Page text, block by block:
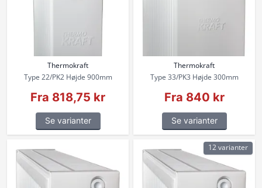
Thermokraft
Type 22/PK2 Højde 900mm
Fra 818,75 kr
Se varianter
Thermokraft
Type 33/PK3 Højde 300mm
Fra 840 kr
Se varianter
12 varianter